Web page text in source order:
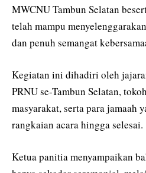
MWCNU Tambun Selatan
telah mampu
dan penuh semangat
Kegiatan ini dihadiri oleh
PRNU se-Tambun Selatan,
masyarakat, serta para jamaah
rangkaian acara hingga selesai.
Ketua panitia menyampaikan